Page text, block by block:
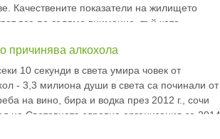
Качествените показатели на жилището
все по-голямо внимание, тъй като
жилищни и работни помещения. В
на жилището орган
причинява алкохола
10 секунди в света умира човек от
- 3,3 милиона души в света са починали от
на вино, бира и водка през 2012 г., сочи
на Световната здравна организация за 2014